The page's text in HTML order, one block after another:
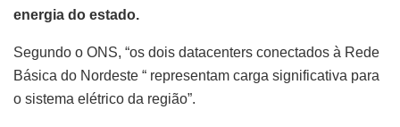
energia do estado.
Segundo o ONS, “os dois datacenters conectados à Rede
Básica do Nordeste “ representam carga significativa para
o sistema elétrico da região”.